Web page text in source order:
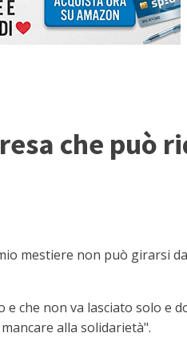
che può
mestiere non può girarsi
che non va lasciato solo e
alla solidarietà".